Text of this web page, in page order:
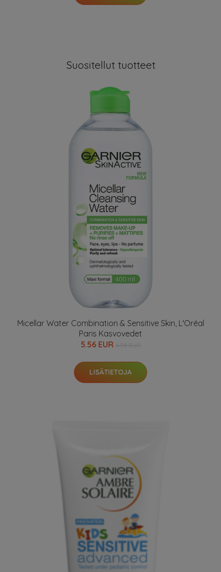
Suositellut tuotteet
Micellar Water Combination & Sensitive Skin, L'Oréal
Paris Kasvovedet
5.56 EUR
LISÄTIETOJA